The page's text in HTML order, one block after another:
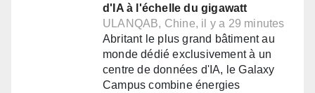
d'IA à l'échelle du gigawatt
ULANQAB, Chine, il y a 29 minutes
Abritant le plus grand bâtiment au
monde dédié exclusivement à un
centre de données d'IA, le Galaxy
Campus combine énergies